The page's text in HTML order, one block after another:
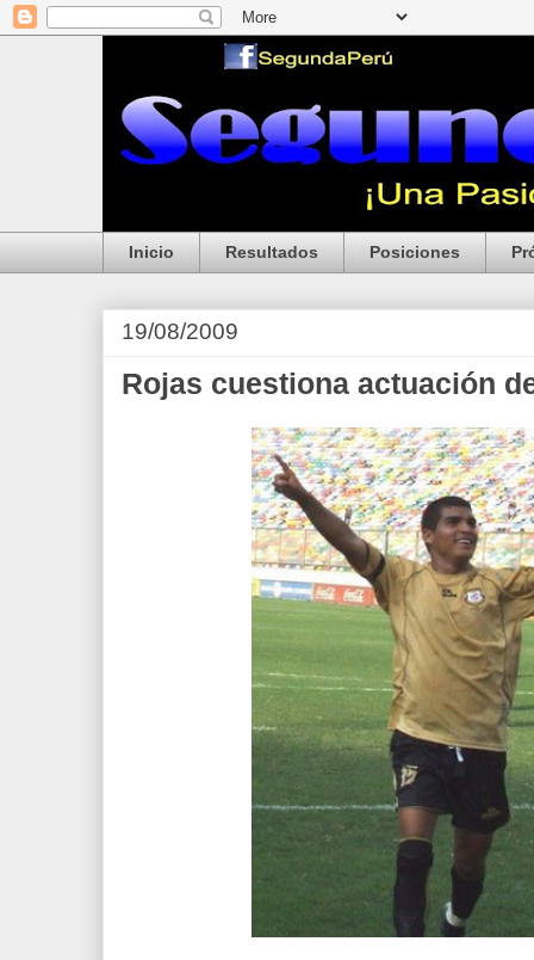
Inicio Resultados Posiciones
19/08/2009
Rojas cuestiona actuación